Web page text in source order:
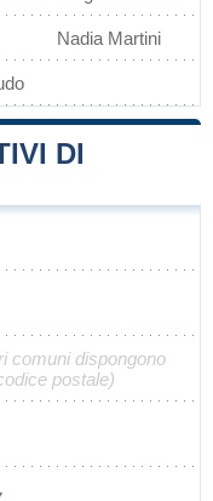
Nadia Martini
DI
comuni dispongono
postale)